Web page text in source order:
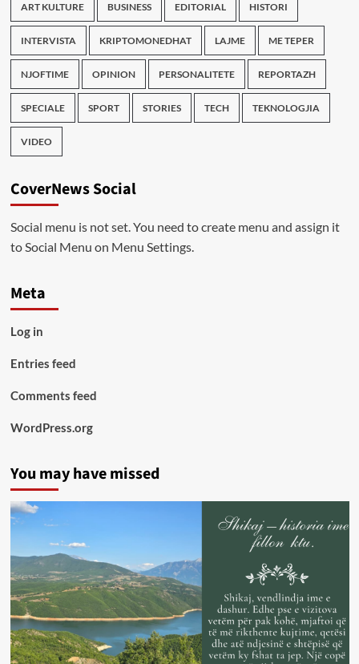
ART KULTURE BUSINESS EDITORIAL HISTORI
INTERVISTA KRIPTOMONEDHAT LAJME ME TEPER
NJOFTIME OPINION PERSONALITETE REPORTAZH
SPECIALE SPORT STORIES TECH TEKNOLOGJIA
VIDEO
CoverNews Social
Social menu is not set. You need to create menu and assign it
to Social Menu on Menu Settings.
Meta
Log in
Entries feed
Comments feed
WordPress.org
You may have missed